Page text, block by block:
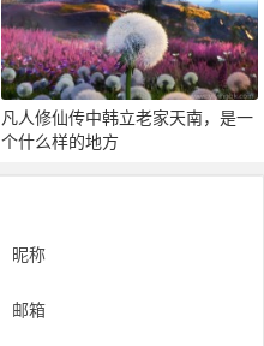
凡人修仙传中韩立老家天南，是一
个什么样的地方
昵称
邮箱